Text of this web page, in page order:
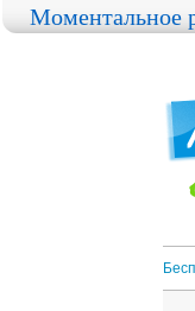
Моментальное